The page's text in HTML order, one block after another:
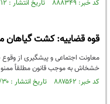
کد خبر: ۸۸۸۳۴۹ تاریخ انتشار : ۱۴۰۵/۰۳/۱۲
قوه قضاییه: کشت گیاهان
معاونت اجتماعی و پیشگیری از
خشخاش به موجب قانون مطلقاً
کد خبر: ۸۸۷۵۶۲ تاریخ انتشار : ۱۴۰۵/۰۲/۳۰